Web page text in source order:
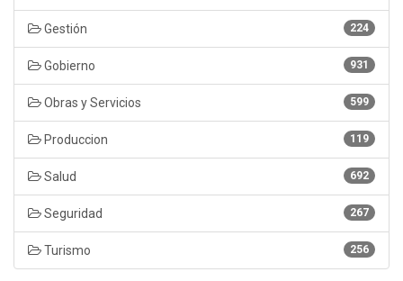
224
Gestión
931
Gobierno
599
Obras y Servicios
119
Produccion
692
Salud
267
Seguridad
256
Turismo